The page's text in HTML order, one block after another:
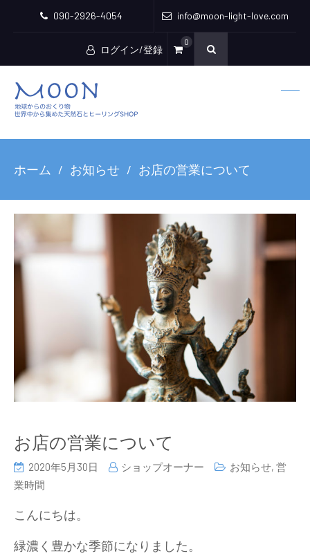
090-2926-4054 info@moon-light-love.com
ログイン/登録
0
ホーム お知らせ お店の営業について
お店の営業について
2020年5月30日 ショップオーナー お知らせ, 営
業時間
こんにちは。
緑濃く豊かな季節になりました。